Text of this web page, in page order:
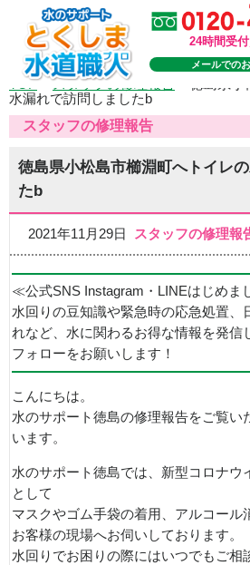
24時間受
メールでの
TOP>スタッフの修理報告
水漏れで訪問しましたb
スタッフの修理報告
徳島県小松島市櫛淵町へトイレ
たb
2021年11月29日 スタッフの修理報
≪公式SNS Instagram・LINEはじめま
水回りの豆知識や緊急時の応急処置、
れなど、水に関わるお得な情報を発信
フォローをお願いします！
こんにちは。
水のサポート徳島の修理報告をご覧い
います。
水のサポート徳島では、新型コロナウ
として
マスクやゴム手袋の着用、アルコール
お客様の現場へお伺いしております。
水回りでお困りの際にはいつでもご相